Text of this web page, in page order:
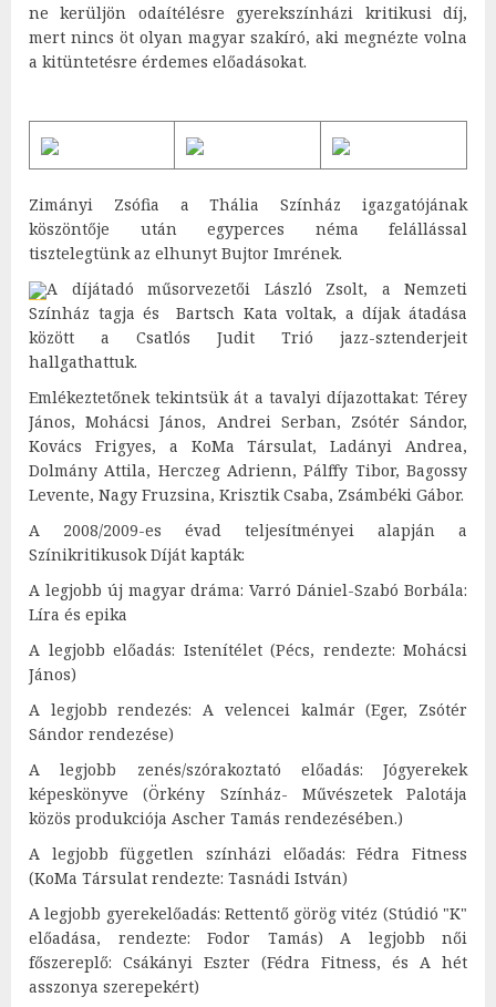
ne kerüljön odaítélésre gyerekszínházi kritikusi díj,
mert nincs öt olyan magyar szakíró, aki megnézte volna
a kitüntetésre érdemes előadásokat.
Zimányi Zsófia a Thália Színház igazgatójának
köszöntője után egyperces néma felállással
tisztelegtünk az elhunyt Bujtor Imrének.
A díjátadó műsorvezetői László Zsolt, a Nemzeti
Színház tagja és Bartsch Kata voltak, a díjak átadása
között a Csatlós Judit Trió jazz-sztenderjeit
hallgathattuk.
Emlékeztetőnek tekintsük át a tavalyi díjazottakat: Térey
János, Mohácsi János, Andrei Serban, Zsótér Sándor,
Kovács Frigyes, a KoMa Társulat, Ladányi Andrea,
Dolmány Attila, Herczeg Adrienn, Pálffy Tibor, Bagossy
Levente, Nagy Fruzsina, Krisztik Csaba, Zsámbéki Gábor.
A 2008/2009-es évad teljesítményei alapján a
Színikritikusok Díját kapták:
A legjobb új magyar dráma: Varró Dániel-Szabó Borbála:
Líra és epika
A legjobb előadás: Istenítélet (Pécs, rendezte: Mohácsi
János)
A legjobb rendezés: A velencei kalmár (Eger, Zsótér
Sándor rendezése)
A legjobb zenés/szórakoztató előadás: Jógyerekek
képeskönyve (Örkény Színház- Művészetek Palotája
közös produkciója Ascher Tamás rendezésében.)
A legjobb független színházi előadás: Fédra Fitness
(KoMa Társulat rendezte: Tasnádi István)
A legjobb gyerekelőadás: Rettentő görög vitéz (Stúdió "K"
előadása, rendezte: Fodor Tamás) A legjobb női
főszereplő: Csákányi Eszter (Fédra Fitness, és A hét
asszonya szerepekért)